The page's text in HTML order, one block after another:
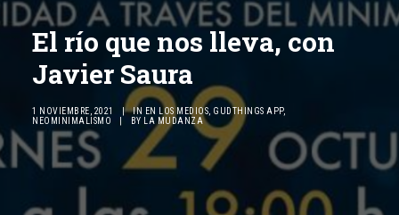
El río que nos lleva, con
Javier Saura
1 NOVIEMBRE, 2021 | IN EN LOS MEDIOS GUDTHINGS APP,
NEOMINIMALISMO
BY LA MUDANZA